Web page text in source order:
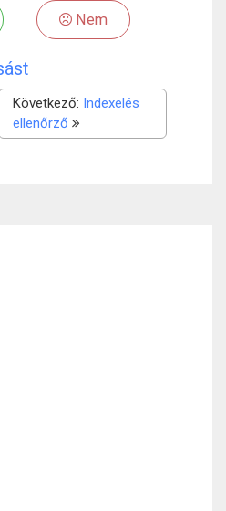
Nem
Következő: Indexelés
ellenőrző